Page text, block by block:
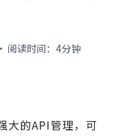
阅读时间：4分钟
大的API管理，可